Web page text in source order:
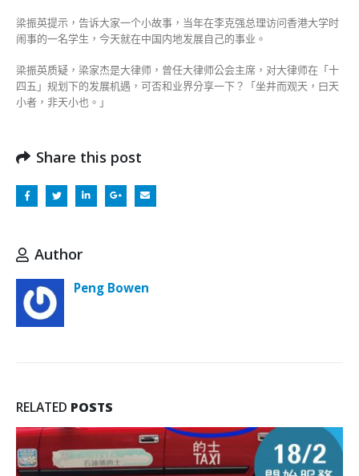
梁振英提示，告诉大家一个小故事，当年在李克强总理访问香港大学时
闹事的一名学生，今天就在中国内地发展自己的事业。
梁振英质疑，梁家杰是大律师，曾任大律师公会主席，对大律师在「十
四五」规划下的发展机遇，可否和业界分享一下？「坐井而观天，曰天
小者，非天小也。」
Share this post
Author
Peng Bowen
RELATED POSTS